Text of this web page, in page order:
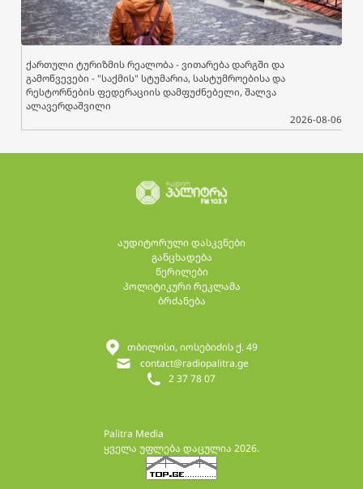
ქართული ტურიზმის რეალობა - ვითარება დარგში და
გამოწვევები - "საქმის" სტუმარია, სასტუმროებისა და
რესტორნების ფედერაციის დამფუძნებელი, შალვა
ალავერდაშვილი
2026-08-06
აუდიტორული დასკვნები
განცხადება
წერილები
პოლიტიკური რეკლამა
ბრძანება
Palitra Media
ყველა უფლება დაცულია 2026.
2 37 78 07
contact@radiopalitra.ge
თბილისი, იოსებიძის ქ. 49